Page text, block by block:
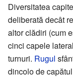
Diversitatea
deliberată decât
altor clădiri (cum
cinci capele
turnuri. Rugul
dincolo de